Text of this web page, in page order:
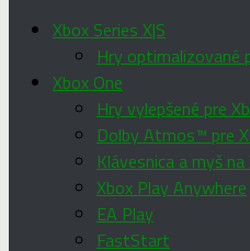
Xbox Series X|S
Hry optimalizované
Xbox One
Hry vylepšené pre
Dolby Atmos™ pre
Klávesnica a myš na
Xbox Play Anywhere
EA Play
FastStart